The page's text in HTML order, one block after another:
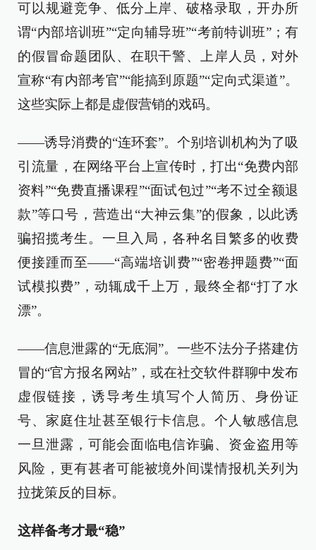
可以规避竞争、低分上岸、破格录取，开办所
谓“内部培训班”“定向辅导班”“考前特训班”；有
的假冒命题团队、在职干警、上岸人员，对外
宣称“有内部考官”“能搞到原题”“定向式渠道”。
这些实际上都是虚假营销的戏码。
——诱导消费的“连环套”。个别培训机构为了吸
引流量，在网络平台上宣传时，打出“免费内部
资料”“免费直播课程”“面试包过”“考不过全额退
款”等口号，营造出“大神云集”的假象，以此诱
骗招揽考生。一旦入局，各种名目繁多的收费
便接踵而至——“高端培训费”“密卷押题费”“面
试模拟费”，动辄成千上万，最终全都“打了水
漂”。
——信息泄露的“无底洞”。一些不法分子搭建仿
冒的“官方报名网站”，或在社交软件群聊中发布
虚假链接，诱导考生填写个人简历、身份证
号、家庭住址甚至银行卡信息。个人敏感信息
一旦泄露，可能会面临电信诈骗、资金盗用等
风险，更有甚者可能被境外间谍情报机关列为
拉拢策反的目标。
这样备考才最“稳”